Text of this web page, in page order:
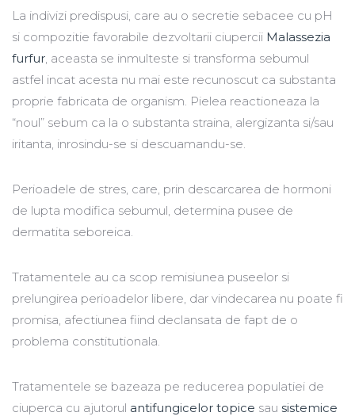
La indivizi predispusi, care au o secretie sebacee cu pH
si compozitie favorabile dezvoltarii ciupercii Malassezia
furfur , aceasta se inmulteste si transforma sebumul
astfel incat acesta nu mai este recunoscut ca substanta
proprie fabricata de organism. Pielea reactioneaza la
“noul” sebum ca la o substanta straina, alergizanta si/sau
iritanta, inrosindu-se si descuamandu-se.
Perioadele de stres, care, prin descarcarea de hormoni
de lupta modifica sebumul, determina pusee de
dermatita seboreica.
Tratamentele au ca scop remisiunea puseelor si
prelungirea perioadelor libere, dar vindecarea nu poate fi
promisa, afectiunea fiind declansata de fapt de o
problema constitutionala.
Tratamentele se bazeaza pe reducerea populatiei de
ciuperca cu ajutorul antifungicelor topice sau sistemice